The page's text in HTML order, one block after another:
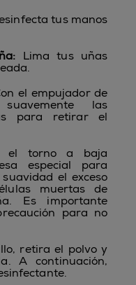
tus manos
Lima tus uñas
el empujador de
las
para retirar el
torno a baja
especial para
el exceso
muertas de
Es importante
para no
retira el polvo y
A continuación,